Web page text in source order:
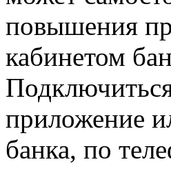
повышения
кабинетом
приложение
банка, по